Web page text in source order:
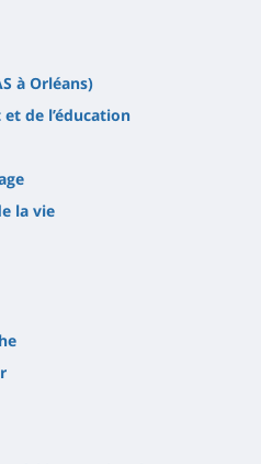
à Orléans)
de l’éducation
la vie